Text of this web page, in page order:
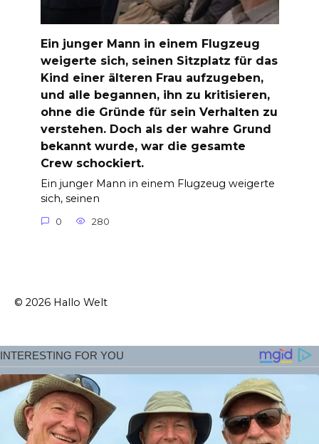
Ein junger Mann in einem Flugzeug
weigerte sich, seinen Sitzplatz für das
Kind einer älteren Frau aufzugeben,
und alle begannen, ihn zu kritisieren,
ohne die Gründe für sein Verhalten zu
verstehen. Doch als der wahre Grund
bekannt wurde, war die gesamte
Crew schockiert.
Ein junger Mann in einem Flugzeug weigerte
sich, seinen
0 280
© 2026 Hallo Welt